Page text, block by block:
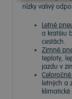
nízky valivý
Letné
a kratšiu
cestách.
Zimné
teploty,
jazdu v
letných a